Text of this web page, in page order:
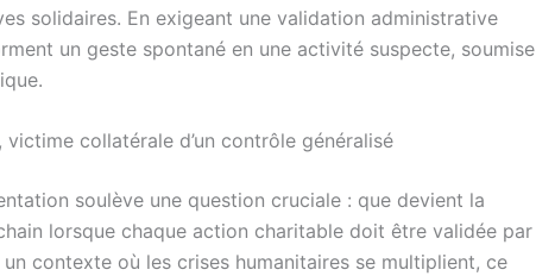
solidaires. En exigeant une validation administrative
un geste spontané en une activité suspecte, soumise
victime collatérale d’un contrôle généralisé
soulève une question cruciale : que devient la
lorsque chaque action charitable doit être validée par
un contexte où les crises humanitaires se multiplient, ce